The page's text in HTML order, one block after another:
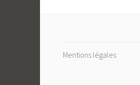
Mentions légales